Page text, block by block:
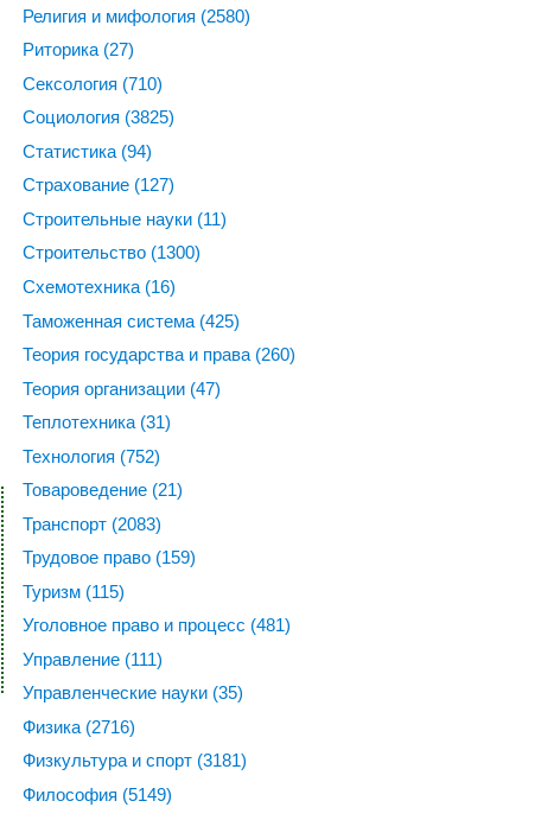
Религия и мифология (2580)
Риторика (27)
Сексология (710)
Социология (3825)
Статистика (94)
Страхование (127)
Строительные науки (11)
Строительство (1300)
Схемотехника (16)
Таможенная система (425)
Теория государства и права (260)
Теория организации (47)
Теплотехника (31)
Технология (752)
Товароведение (21)
Транспорт (2083)
Трудовое право (159)
Туризм (115)
Уголовное право и процесс (481)
Управление (111)
Управленческие науки (35)
Физика (2716)
Физкультура и спорт (3181)
Философия (5149)